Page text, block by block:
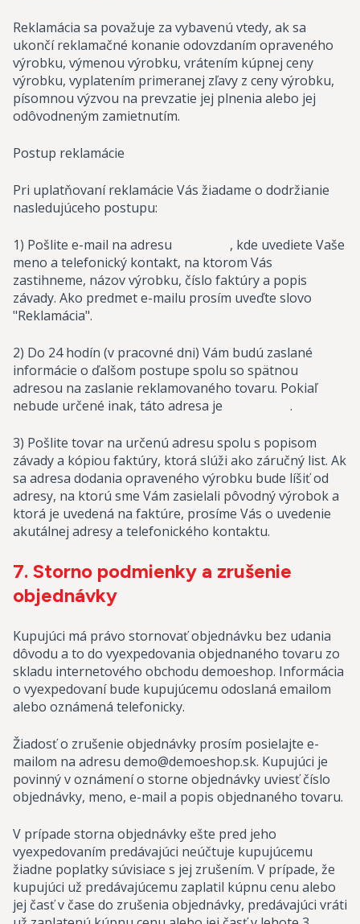
Reklamácia sa považuje za vybavenú vtedy, ak sa
ukončí reklamačné konanie odovzdaním opraveného
výrobku, výmenou výrobku, vrátením kúpnej ceny
výrobku, vyplatením primeranej zľavy z ceny výrobku,
písomnou výzvou na prevzatie jej plnenia alebo jej
odôvodneným zamietnutím.
Postup reklamácie
Pri uplatňovaní reklamácie Vás žiadame o dodržianie
nasledujúceho postupu:
1) Pošlite e-mail na adresu , kde uvediete Vaše
meno a telefonický kontakt, na ktorom Vás
zastihneme, názov výrobku, číslo faktúry a popis
závady. Ako predmet e-mailu prosím uveďte slovo
"Reklamácia".
2) Do 24 hodín (v pracovné dni) Vám budú zaslané
informácie o ďalšom postupe spolu so spätnou
adresou na zaslanie reklamovaného tovaru. Pokiaľ
nebude určené inak, táto adresa je .
3) Pošlite tovar na určenú adresu spolu s popisom
závady a kópiou faktúry, ktorá slúži ako záručný list. Ak
sa adresa dodania opraveného výrobku bude líšiť od
adresy, na ktorú sme Vám zasielali pôvodný výrobok a
ktorá je uvedená na faktúre, prosíme Vás o uvedenie
akutálnej adresy a telefonického kontaktu.
7. Storno podmienky a zrušenie
objednávky
Kupujúci má právo stornovať objednávku bez udania
dôvodu a to do vyexpedovania objednaného tovaru zo
skladu internetového obchodu demoeshop. Informácia
o vyexpedovaní bude kupujúcemu odoslaná emailom
alebo oznámená telefonicky.
Žiadosť o zrušenie objednávky prosím posielajte e-
mailom na adresu demo@demoeshop.sk. Kupujúci je
povinný v oznámení o storne objednávky uviesť číslo
objednávky, meno, e-mail a popis objednaného tovaru.
V prípade storna objednávky ešte pred jeho
vyexpedovaním predávajúci neúčtuje kupujúcemu
žiadne poplatky súvisiace s jej zrušením. V prípade, že
kupujúci už predávajúcemu zaplatil kúpnu cenu alebo
jej časť v čase do zrušenia objednávky, predávajúci vráti